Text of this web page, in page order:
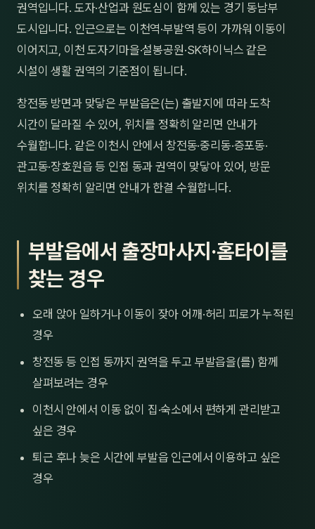
권역입니다. 도자·산업과 원도심이 함께 있는 경기 동남부
도시입니다. 인근으로는 이천역·부발역 등이 가까워 이동이
이어지고, 이천 도자기마을·설봉공원·SK하이닉스 같은
시설이 생활 권역의 기준점이 됩니다.
창전동 방면과 맞닿은 부발읍은(는) 출발지에 따라 도착
시간이 달라질 수 있어, 위치를 정확히 알리면 안내가
수월합니다. 같은 이천시 안에서 창전동·중리동·증포동·
관고동·장호원읍 등 인접 동과 권역이 맞닿아 있어, 방문
위치를 정확히 알리면 안내가 한결 수월합니다.
부발읍에서 출장마사지·홈타이를
찾는 경우
오래 앉아 일하거나 이동이 잦아 어깨·허리 피로가 누적된
경우
창전동 등 인접 동까지 권역을 두고 부발읍을(를) 함께
살펴보려는 경우
이천시 안에서 이동 없이 집·숙소에서 편하게 관리받고
싶은 경우
퇴근 후나 늦은 시간에 부발읍 인근에서 이용하고 싶은
경우